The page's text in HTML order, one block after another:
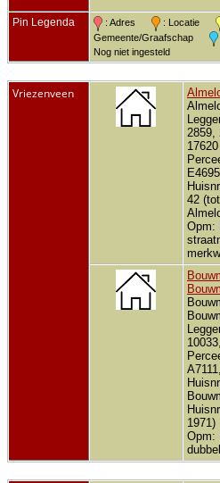
Pin Legenda : Adres : Locatie
Gemeente/Graafschap
Nog niet ingesteld
Vriezenveen
2859,
17620
42
Opm:
1971)
Opm: